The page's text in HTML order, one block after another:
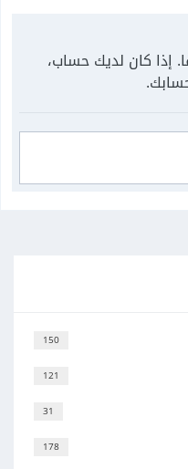
إذا كان لديك حساب،
150
121
31
178